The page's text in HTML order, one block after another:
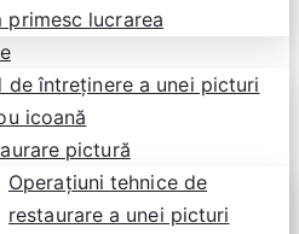
primesc lucrarea
de întreținere a unei picturi
icoană
pictură
Operațiuni tehnice de
restaurare a unei picturi